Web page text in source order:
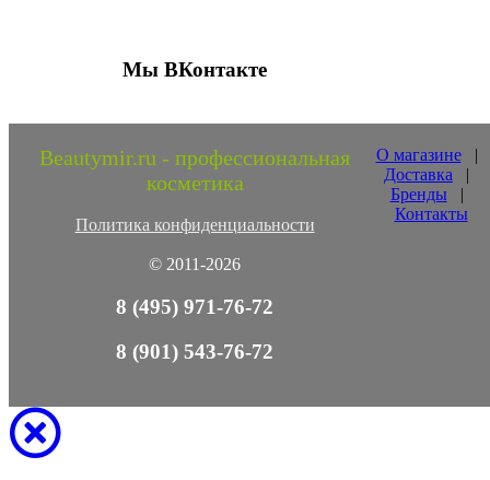
Мы ВКонтакте
Beautymir.ru - профессиональная
косметика
Политика конфиденциальности
© 2011-2026
О магазине|
Доставка
Бренды
Контакты
8 (495) 971-76-72
8 (901) 543-76-72